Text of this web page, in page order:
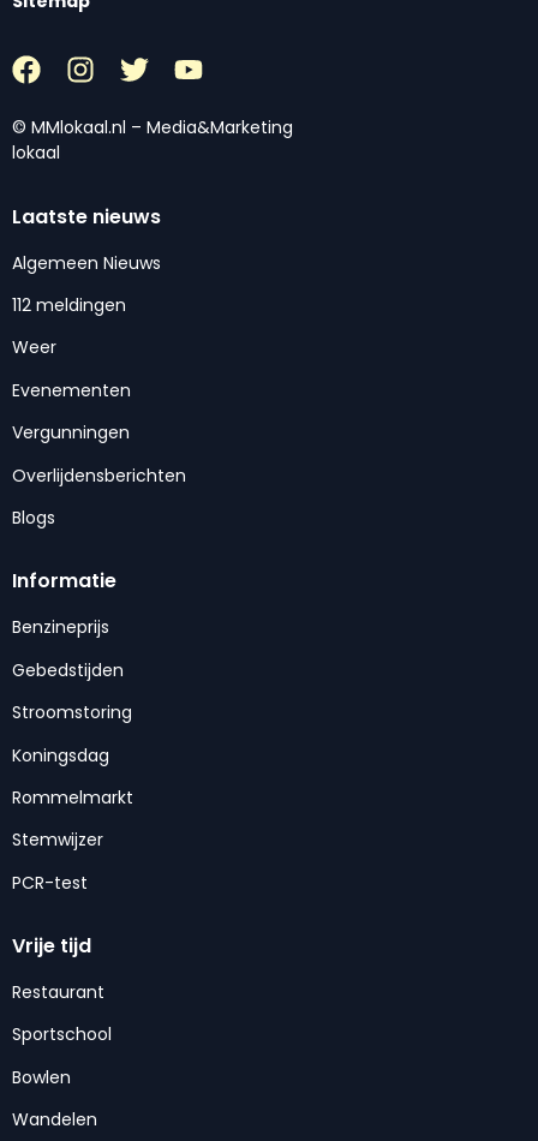
© MMlokaal.nl – Media&Marketing
lokaal
Laatste nieuws
Algemeen Nieuws
112 meldingen
Weer
Evenementen
Vergunningen
Overlijdensberichten
Blogs
Informatie
Benzineprijs
Gebedstijden
Stroomstoring
Koningsdag
Rommelmarkt
Stemwijzer
PCR-test
Vrije tijd
Restaurant
Sportschool
Bowlen
Wandelen